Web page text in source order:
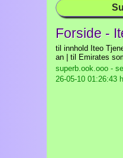
Forside -
til innhold Iteo
an | til Emirates
superb.ook.ooo -
26-05-10 01:26:43